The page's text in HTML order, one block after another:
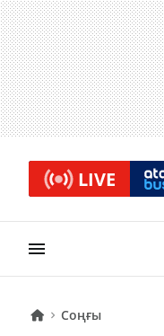
LIVE
Соңғы